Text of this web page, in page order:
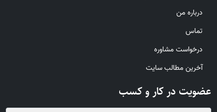
درباره من
تماس
درخواست مشاوره
آخرین مطالب سایت
عضویت در کار و کسب